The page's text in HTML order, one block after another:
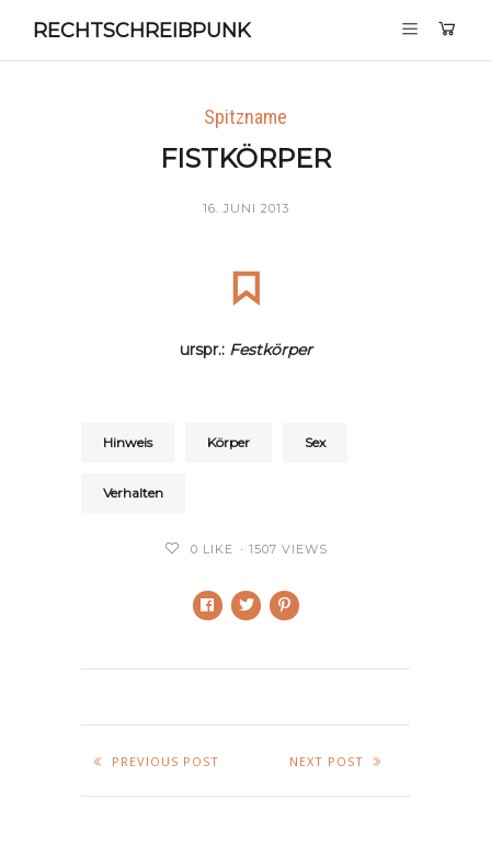
RECHTSCHREIBPUNK
Spitzname
FISTKÖRPER
16. JUNI 2013
urspr.: Festkörper
Hinweis Körper Sex
Verhalten
0 LIKE 1507 VIEWS
PREVIOUS POST NEXT POST